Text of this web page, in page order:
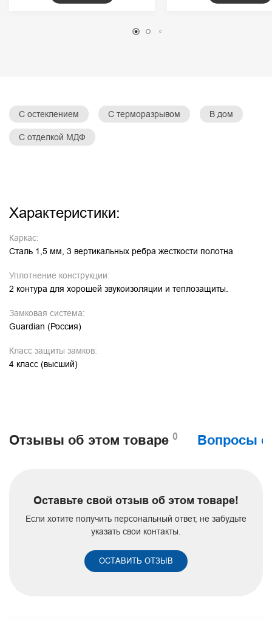
С остеклением С терморазрывом В дом
С отделкой МДФ
Характеристики:
Каркас:
Сталь 1,5 мм, 3 вертикальных ребра жесткости полотна
Уплотнение конструкции:
2 контура для хорошей звукоизоляции и теплозащиты.
Замковая система:
Guardian (Россия)
Класс защиты замков:
4 класс (высший)
Отзывы об этом товаре 0 Вопросы
Оставьте свой отзыв об этом товаре!
Если хотите получить персональный ответ, не забудьте
указать свои контакты.
ОСТАВИТЬ ОТЗЫВ